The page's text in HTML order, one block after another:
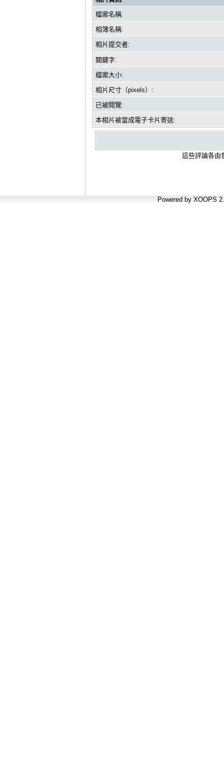
檔案名稱:
相簿名稱:
相片提交者:
關鍵字:
檔案大小:
相片尺寸（pixels）:
已被閱覽:
本相片被當成電子卡片寄送:
這些評論各由
Powered by XOOPS